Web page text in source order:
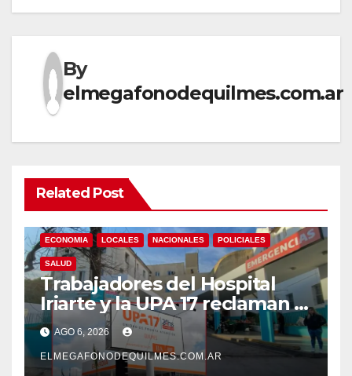
By
elmegafonodequilmes.com.ar
Related Post
ECONOMIA LOCALES NACIONALES POLICIALES
SALUD
Trabajadores del Hospital
Iriarte y la UPA 17 reclaman el
pase a planta de becarios y
mejoras laborales
AGO 6, 2026
ELMEGAFONODEQUILMES.COM.AR